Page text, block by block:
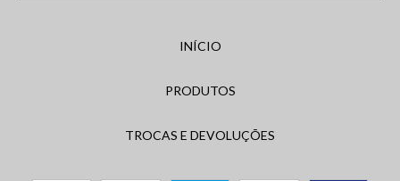
INÍCIO
PRODUTOS
TROCAS E DEVOLUÇÕES